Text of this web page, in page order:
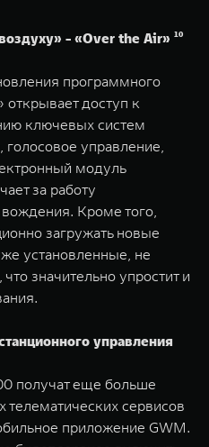
- «Over the Air» ¹⁰
программного
открывает доступ к
ключевых систем
управление,
модуль
за работу
Кроме того,
загружать новые
установленные, не
значительно упростит и
управления
получат еще больше
сервисов
приложение GWM.